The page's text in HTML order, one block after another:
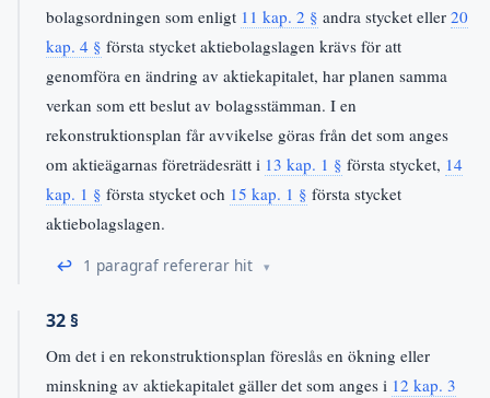
bolagsordningen som enligt 11 kap. 2 § andra stycket eller 20
kap. 4 § första stycket aktiebolagslagen krävs för att
genomföra en ändring av aktiekapitalet, har planen samma
verkan som ett beslut av bolagsstämman. I en
rekonstruktionsplan får avvikelse göras från det som anges
om aktieägarnas företrädesrätt i 13 kap. 1 § första stycket, 14
kap. 1 § första stycket och 15 kap. 1 § första stycket
aktiebolagslagen.
↩ 1 paragraf refererar hit
32 §
Om det i en rekonstruktionsplan föreslås en ökning eller
minskning av aktiekapitalet gäller det som anges i 12 kap. 3